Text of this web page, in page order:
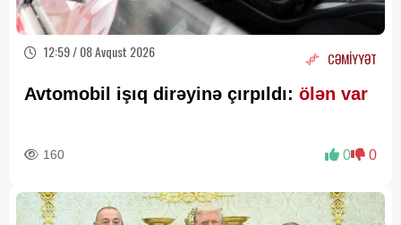
12:59 / 08 Avqust 2026 CƏMİYYƏT
Avtomobil işıq dirəyinə çırpıldı: ölən var
160 0 0